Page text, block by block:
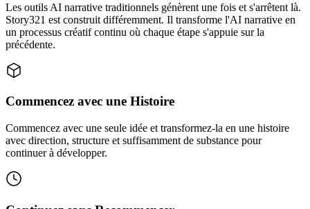
Les outils AI narrative traditionnels génèrent une fois et s'arrêtent là.
Story321 est construit différemment. Il transforme l'AI narrative en
un processus créatif continu où chaque étape s'appuie sur la
précédente.
Commencez avec une Histoire
Commencez avec une seule idée et transformez-la en une histoire
avec direction, structure et suffisamment de substance pour
continuer à développer.